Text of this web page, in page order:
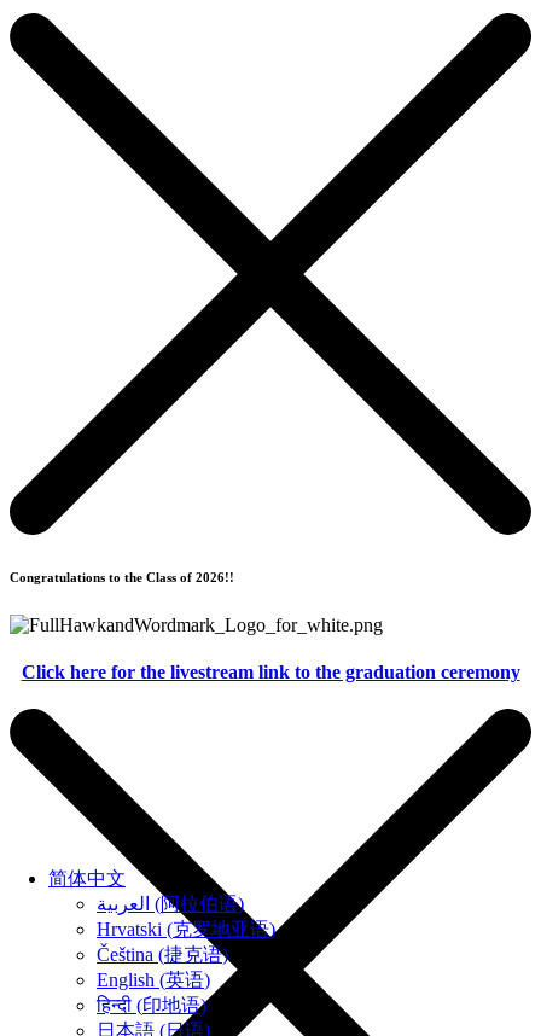
简体中文
العربية (阿拉伯语)
Hrvatski (克罗地亚语)
Čeština (捷克语)
English (英语)
हिन्दी (印地语)
日本語 (日语)
Congratulations to the Class of 2026!!
Click here for the livestream link to the graduation ceremony